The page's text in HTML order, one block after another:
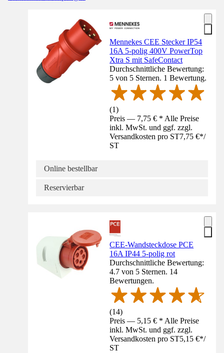
Mennekes CEE Stecker IP54
16A 5-polig 400V PowerTop
Xtra S mit SafeContact
Durchschnittliche Bewertung:
5 von 5 Sternen. 1 Bewertung.
(1)
Preis — 7,75 € * Alle Preise
inkl. MwSt. und ggf. zzgl.
Versandkosten pro ST7,75 €*/
ST
Online bestellbar
Reservierbar
CEE-Wandsteckdose PCE
16A IP44 5-polig rot
Durchschnittliche Bewertung:
4.7 von 5 Sternen. 14
Bewertungen.
(14)
Preis — 5,15 € * Alle Preise
inkl. MwSt. und ggf. zzgl.
Versandkosten pro ST5,15 €*/
ST